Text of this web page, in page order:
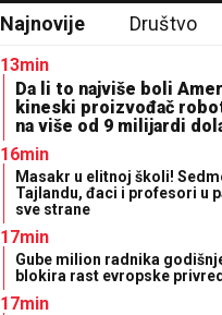
Najnovije Društvo
13min
Da li to najviše boli
kineski proizvođač
na više od 9 milijardi
16min
Masakr u elitnoj školi!
Tajlandu, đaci i profesori u
sve strane
17min
Gube milion radnika
blokira rast evropske
17min